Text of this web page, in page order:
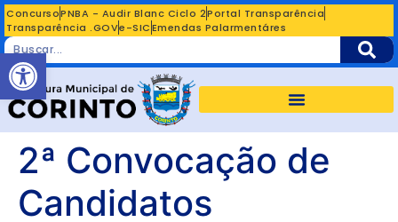
ConcursoPNBA - Audir Blanc Ciclo 2Portal Transparência
Transparência .GOVe-SICEmendas Palarmentáres
2ª Convocação de
Candidatos
Abrir a barra de ferramentas